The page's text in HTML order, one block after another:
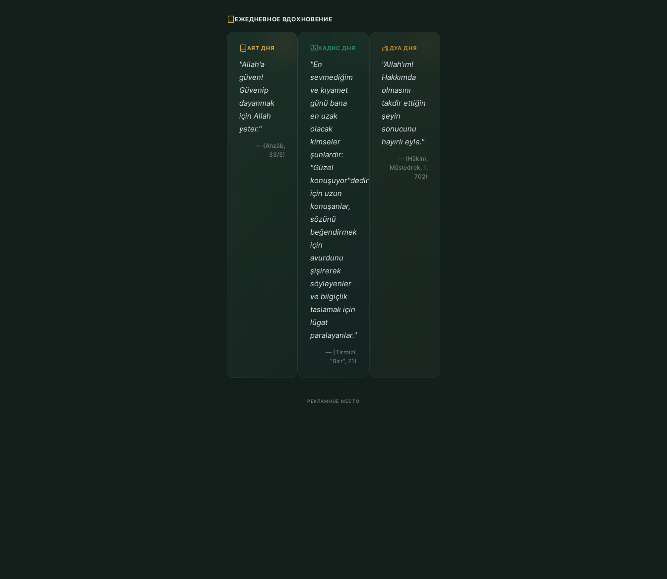
ЕЖЕДНЕВНОЕ ВДОХНОВЕНИЕ
АЯТ ДНЯ
"Allah'a
güven!
Güvenip
dayanmak
için Allah
yeter."
— (Ahzâb,
33/3)
ХАДИС ДНЯ
"En
sevmediğim
ve kıyamet
günü bana
en uzak
olacak
kimseler
şunlardır:
"Güzel
konuşuyor"dedirtmek
için uzun
konuşanlar,
sözünü
beğendirmek
için
avurdunu
şişirerek
söyleyenler
ve bilgiçlik
taslamak için
lügat
paralayanlar."
— (Tirmizî,
"Birr", 71)
ДУА ДНЯ
"Allah'ım!
Hakkımda
olmasını
takdir ettiğin
şeyin
sonucunu
hayırlı eyle."
— (Hâkim,
Müstedrek, 1,
702)
РЕКЛАМНОЕ МЕСТО